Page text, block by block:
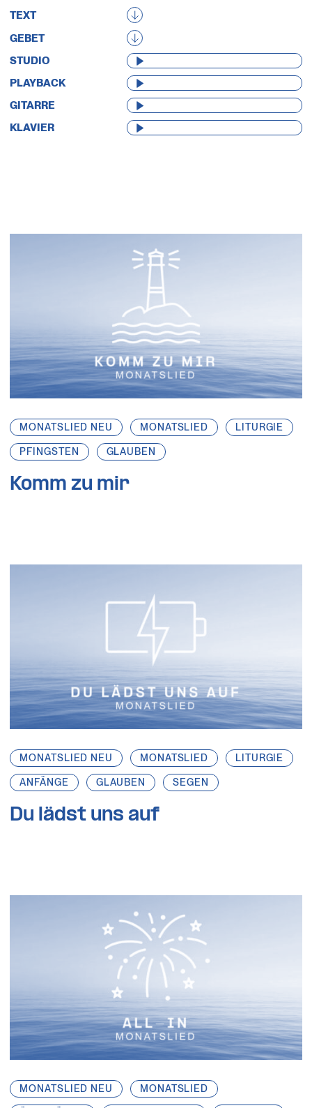
TEXT
GEBET
STUDIO
AUDIO-
PLAYER
PLAYBACK
AUDIO-
PLAYER
GITARRE
AUDIO-
PLAYER
KLAVIER
AUDIO-
MONATSLIED NEU MONATSLIED LITURGIE
PFINGSTEN GLAUBEN
Komm zu mir
MONATSLIED NEU MONATSLIED LITURGIE
ANFÄNGE GLAUBEN SEGEN
Du lädst uns auf
MONATSLIED NEU MONATSLIED